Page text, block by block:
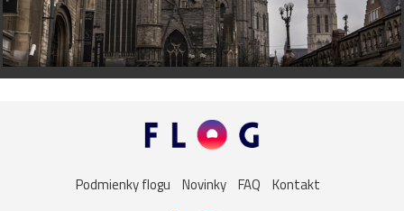
Podmienky flogu Novinky FAQ Kontakt